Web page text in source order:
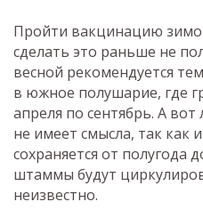
Пройти вакцинацию
сделать это раньше не
весной рекомендуется
в южное полушарие, где
апреля по сентябрь. А
не имеет смысла, так как
сохраняется от полугода
штаммы будут
неизвестно.